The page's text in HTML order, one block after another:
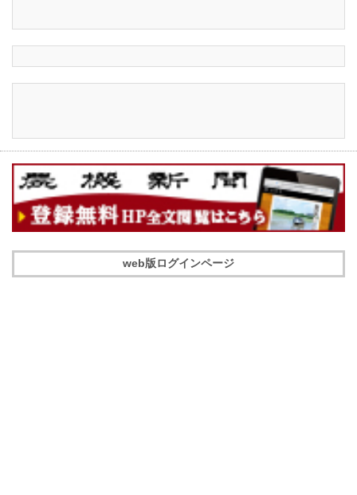
web版ログインページ